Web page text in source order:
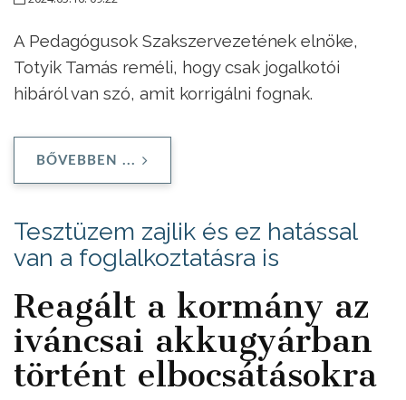
A Pedagógusok Szakszervezetének elnöke,
Totyik Tamás reméli, hogy csak jogalkotói
hibáról van szó, amit korrigálni fognak.
BŐVEBBEN ...
Tesztüzem zajlik és ez hatással
van a foglalkoztatásra is
Reagált a kormány az
iváncsai akkugyárban
történt elbocsátásokra